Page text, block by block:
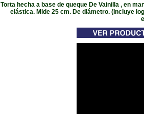
Torta hecha a base de queque De Vainilla , en
elástica. Mide 25 cm. De diámetro. (Incluye